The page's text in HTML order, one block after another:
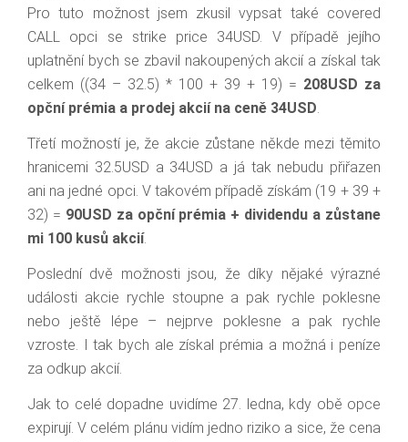
Pro tuto možnost jsem zkusil vypsat také covered
CALL opci se strike price 34USD. V případě jejího
uplatnění bych se zbavil nakoupených akcií a získal tak
celkem ((34 – 32.5) * 100 + 39 + 19) = 208USD za
opční prémia a prodej akcií na ceně 34USD.
Třetí možností je, že akcie zůstane někde mezi těmito
hranicemi 32.5USD a 34USD a já tak nebudu přiřazen
ani na jedné opci. V takovém případě získám (19 + 39 +
32) = 90USD za opční prémia + dividendu a zůstane
mi 100 kusů akcií.
Poslední dvě možnosti jsou, že díky nějaké výrazné
události akcie rychle stoupne a pak rychle poklesne
nebo ještě lépe – nejprve poklesne a pak rychle
vzroste. I tak bych ale získal prémia a možná i peníze
za odkup akcií.
Jak to celé dopadne uvidíme 27. ledna, kdy obě opce
expirují. V celém plánu vidím jedno riziko a sice, že cena